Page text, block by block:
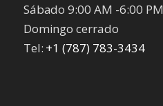
Sábado 9:00 AM -6:00 PM
Domingo cerrado
Tel: +1 (787) 783-3434